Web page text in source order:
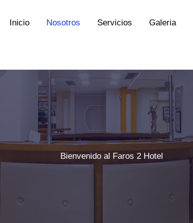
Inicio Nosotros Servicios Galeria
Bienvenido al Faros 2 Hotel